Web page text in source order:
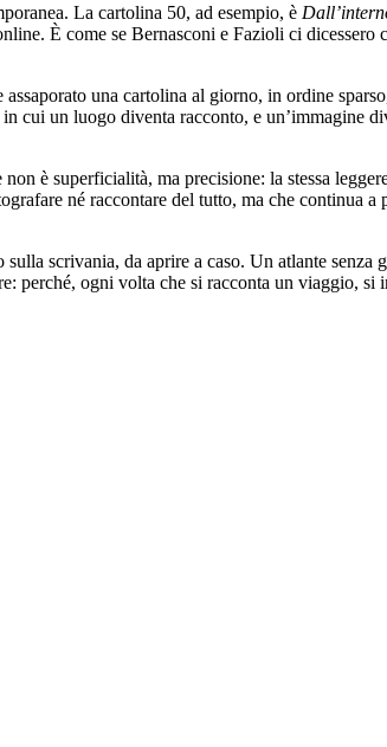
La cartolina 50, ad esempio, è
È come se Bernasconi e Fazioli ci
una cartolina al giorno, in ordine
cui un luogo diventa racconto, e
è superficialità, ma precisione: la stessa
né raccontare del tutto, ma che continua
scrivania, da aprire a caso. Un atlante
perché, ogni volta che si racconta un viaggio, si